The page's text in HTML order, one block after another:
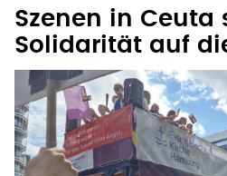
Szenen in Ceuta
Solidarität auf